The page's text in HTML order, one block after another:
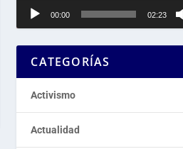
00:00 02:23
CATEGORÍAS
Activismo
Actualidad